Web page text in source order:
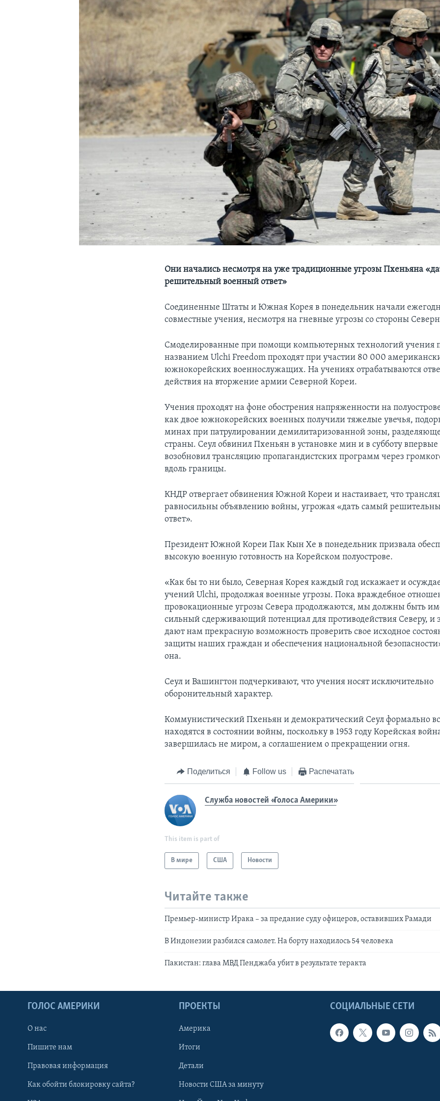
Они начались несмотря на уже традиционные угрозы Пхеньяна
решительный военный ответ»
Соединенные Штаты и Южная Корея в понедельник начали
совместные учения, несмотря на гневные угрозы со стороны
Смоделированные при помощи компьютерных технологий учения
названием Ulchi Freedom проходят при участии 80 000
южнокорейских военнослужащих. На учениях отрабатываются
действия на вторжение армии Северной Кореи.
Учения проходят на фоне обострения напряженности на
как двое южнокорейских военных получили тяжелые увечья,
минах при патрулировании демилитаризованной зоны,
страны. Сеул обвинил Пхеньян в установке мин и в субботу впервые
возобновил трансляцию пропагандистских программ через
вдоль границы.
КНДР отвергает обвинения Южной Кореи и настаивает, что
равносильны объявлению войны, угрожая «дать самый
ответ».
Президент Южной Кореи Пак Кын Хе в понедельник призвала
высокую военную готовность на Корейском полуострове.
«Как бы то ни было, Северная Корея каждый год искажает и
учений Ulchi, продолжая военные угрозы. Пока враждебное
провокационные угрозы Севера продолжаются, мы должны быть
сильный сдерживающий потенциал для противодействия Северу, и
дают нам прекрасную возможность проверить свое исходное
защиты наших граждан и обеспечения национальной
она.
Сеул и Вашингтон подчеркивают, что учения носят исключительно
оборонительный характер.
Коммунистический Пхеньян и демократический Сеул формально
находятся в состоянии войны, поскольку в 1953 году Корейская
завершилась не миром, а соглашением о прекращении огня.
Поделиться Follow us Распечатать
Служба новостей «Голоса Америки»
This item is part of
В мире США Новости
Читайте также
Премьер-министр Ирака – за предание суду офицеров, оставивших Рамади
В Индонезии разбился самолет. На борту находилось 54 человека
Пакистан: глава МВД Пенджаба убит в результате теракта
СОЦИАЛЬНЫЕ СЕТИ
ГОЛОС АМЕРИКИ
О нас
Пишите нам
Правовая информация
Как обойти блокировку сайта?
ПРОЕКТЫ
Америка
Итоги
Детали
Новости США за минуту